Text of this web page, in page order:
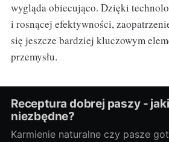
wygląda obiecująco. Dzięki
i rosnącej efektywności,
się jeszcze bardziej kluczowym
przemysłu.
Receptura dobrej paszy -
niezbędne?
Karmienie naturalne czy pasze